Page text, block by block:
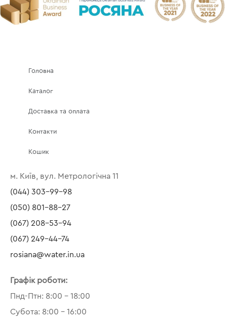
Головна
Каталог
Доставка та оплата
Контакти
Кошик
м. Київ, вул. Метрологічна 11
(044) 303-99-98
(050) 801-88-27
(067) 208-53-94
(067) 249-44-74
rosiana@water.in.ua
Графік роботи:
Пнд-Птн: 8:00 – 18:00
Субота: 8:00 – 16:00